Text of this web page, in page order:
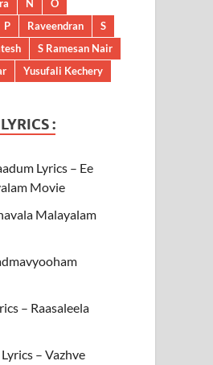
N
O
P Raveendran
S
S Ramesan Nair
Yusufali Kechery
:
Lyrics – Ee
Movie
Malayalam
– Raasaleela
– Vazhve